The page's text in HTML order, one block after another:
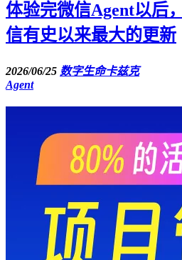
体验完微信Agent以后
信有史以来最大的更新
2026/06/25 数字生命卡兹克
Agent